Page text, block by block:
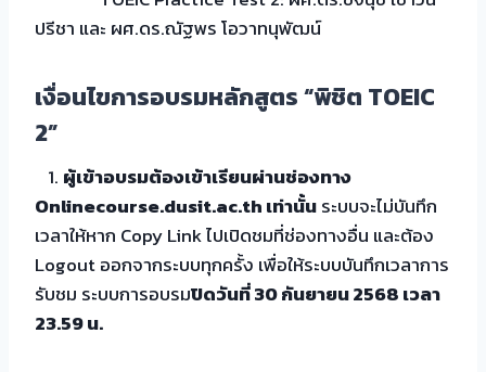
ปรีชา และ ผศ.ดร.ณัฐพร โอวาทนุพัฒน์
เงื่อนไขการอบรมหลักสูตร “พิชิต TOEIC
2”
1. ผู้เข้าอบรมต้องเข้าเรียนผ่านช่องทาง
Onlinecourse.dusit.ac.th เท่านั้นระบบจะไม่บันทึก
เวลาให้หาก Copy Link ไปเปิดชมที่ช่องทางอื่น และต้อง
Logout ออกจากระบบทุกครั้ง เพื่อให้ระบบบันทึกเวลาการ
รับชม ระบบการอบรมปิดวันที่ 30 กันยายน 2568 เวลา
23.59 น.